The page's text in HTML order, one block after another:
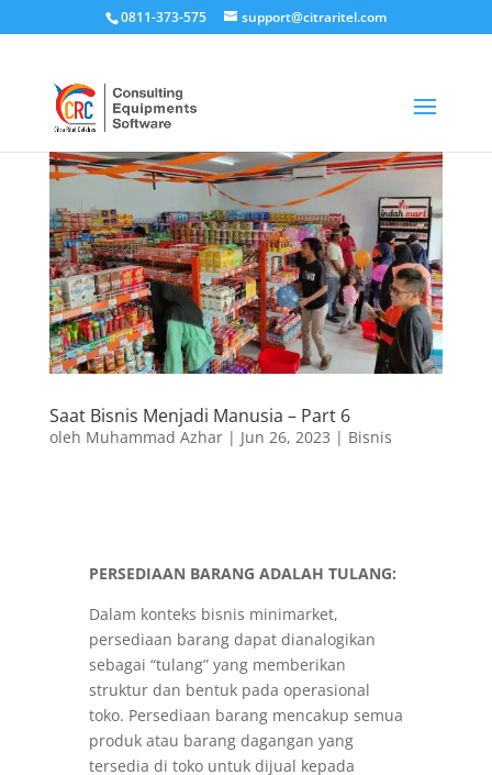
0811-373-575 support@citraritel.com
Saat Bisnis Menjadi Manusia – Part 6
oleh Muhammad Azhar| Jun 26, 2023 | Bisnis
PERSEDIAAN BARANG ADALAH TULANG:
Dalam konteks bisnis minimarket,
persediaan barang dapat dianalogikan
sebagai “tulang” yang memberikan
struktur dan bentuk pada operasional
toko. Persediaan barang mencakup semua
produk atau barang dagangan yang
tersedia di toko untuk dijual kepada